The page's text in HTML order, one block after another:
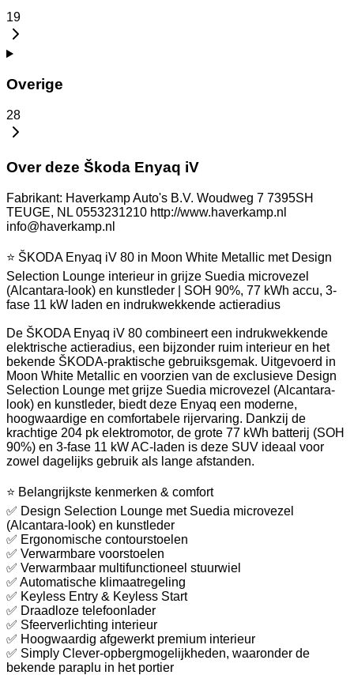
19
Overige
28
Over deze Škoda Enyaq iV
Fabrikant: Haverkamp Auto's B.V. Woudweg 7 7395SH
TEUGE, NL 0553231210 http://www.haverkamp.nl
info@haverkamp.nl
⭐ ŠKODA Enyaq iV 80 in Moon White Metallic met Design
Selection Lounge interieur in grijze Suedia microvezel
(Alcantara-look) en kunstleder | SOH 90%, 77 kWh accu, 3-
fase 11 kW laden en indrukwekkende actieradius
De ŠKODA Enyaq iV 80 combineert een indrukwekkende
elektrische actieradius, een bijzonder ruim interieur en het
bekende ŠKODA-praktische gebruiksgemak. Uitgevoerd in
Moon White Metallic en voorzien van de exclusieve Design
Selection Lounge met grijze Suedia microvezel (Alcantara-
look) en kunstleder, biedt deze Enyaq een moderne,
hoogwaardige en comfortabele rijervaring. Dankzij de
krachtige 204 pk elektromotor, de grote 77 kWh batterij (SOH
90%) en 3-fase 11 kW AC-laden is deze SUV ideaal voor
zowel dagelijks gebruik als lange afstanden.
⭐ Belangrijkste kenmerken & comfort
✅ Design Selection Lounge met Suedia microvezel
(Alcantara-look) en kunstleder
✅ Ergonomische contourstoelen
✅ Verwarmbare voorstoelen
✅ Verwarmbaar multifunctioneel stuurwiel
✅ Automatische klimaatregeling
✅ Keyless Entry & Keyless Start
✅ Draadloze telefoonlader
✅ Sfeerverlichting interieur
✅ Hoogwaardig afgewerkt premium interieur
✅ Simply Clever-opbergmogelijkheden, waaronder de
bekende paraplu in het portier